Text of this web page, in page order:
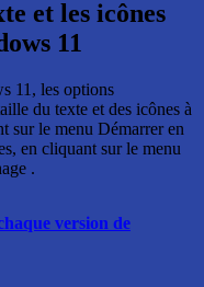
et les icônes
11
11, les options
du texte et des icônes à
sur le menu Démarrer en
en cliquant sur le menu
.
version de